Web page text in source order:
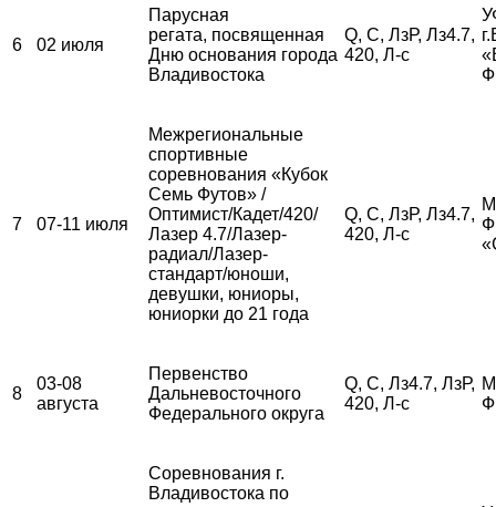
6 02 июля
Парусная
регата, посвященная
Дню основания города
Владивостока
Q, С, ЛзР, Лз4.7,
420, Л-с
7 07-11 июля
Межрегиональные
спортивные
соревнования «Кубок
Семь Футов» /
Оптимист/Кадет/420/
Лазер 4.7/Лазер-
радиал/Лазер-
стандарт/юноши,
девушки, юниоры,
юниорки до 21 года
Q, С, ЛзР, Лз4.7,
420, Л-с
8
03-08
августа
Первенство
Дальневосточного
Федерального округа
Q, С, Лз4.7, ЛзР,
420, Л-с
Соревнования г.
Владивостока по